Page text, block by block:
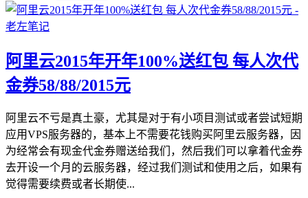
阿里云2015年开年100%送红包 每人次代
金券58/88/2015元
阿里云不亏是真土豪，尤其是对于有小项目测试或者尝试短期
应用VPS服务器的，基本上不需要花钱购买阿里云服务器，因
为经常会有现金代金券赠送给我们，然后我们可以拿着代金券
去开设一个月的云服务器，经过我们测试和使用之后，如果有
觉得需要续费或者长期使...